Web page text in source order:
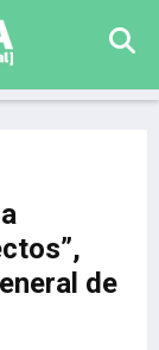
de